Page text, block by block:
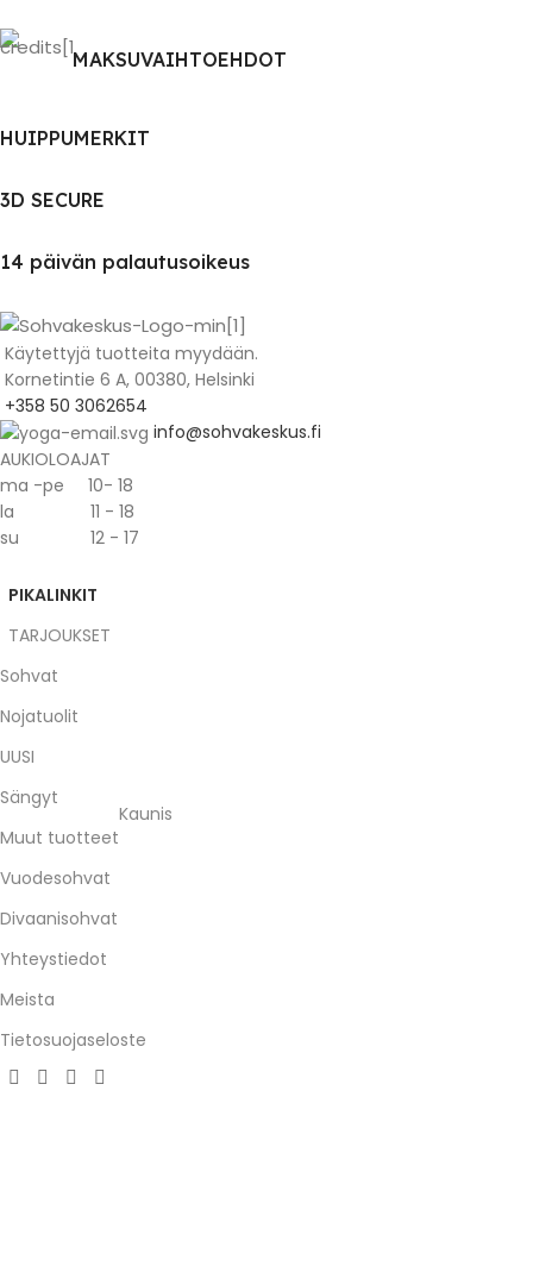
MAKSUVAIHTOEHDOT
HUIPPUMERKIT
3D SECURE
14 päivän palautusoikeus
Käytettyjä tuotteita myydään.
Kornetintie 6 A, 00380, Helsinki
+358 50 3062654
info@sohvakeskus.fi
AUKIOLOAJAT
ma -pe 10- 18
la 11 - 18
su 12 - 17
PIKALINKIT
TARJOUKSET
Sohvat
Nojatuolit
UUSI
Sängyt
Muut tuotteet
Kaunis
Vuodesohvat
Divaanisohvat
Yhteystiedot
Meista
Tietosuojaseloste